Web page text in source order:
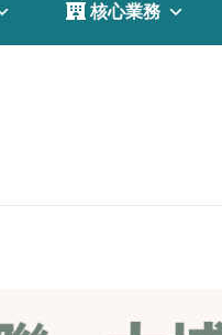
 核心業務